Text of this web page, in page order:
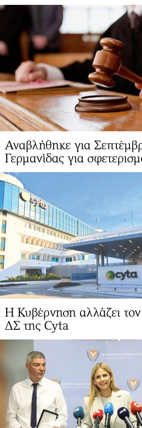
Αναβλήθηκε για
Γερμανίδας για
Η Κυβέρνηση αλλάζει τον
ΔΣ της Cyta